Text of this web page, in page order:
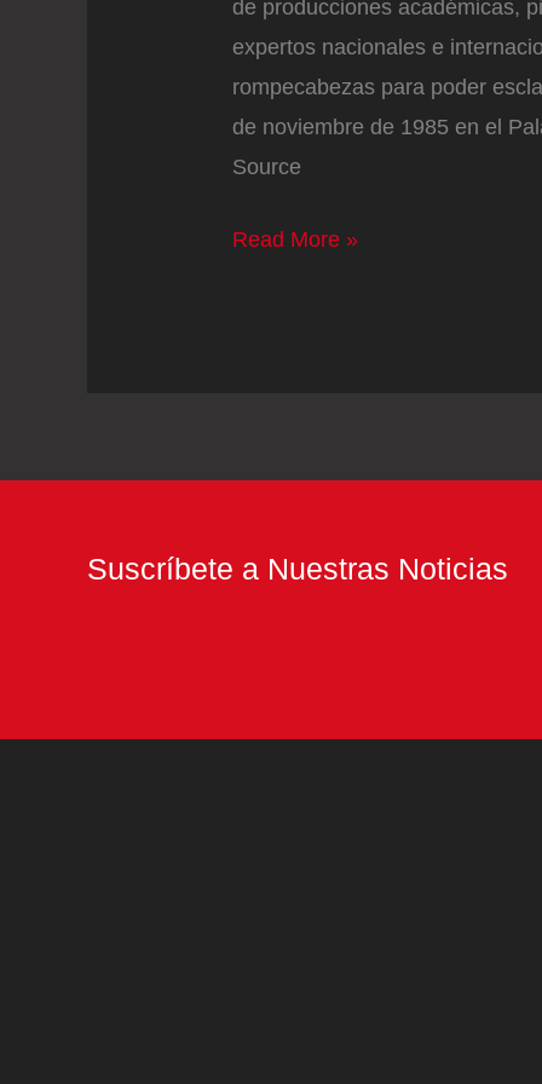
de producciones académicas,
expertos nacionales e
rompecabezas para poder
de noviembre de 1985 en el
Source
Estados
del
de
Read More »
Suscríbete a Nuestras Noticias